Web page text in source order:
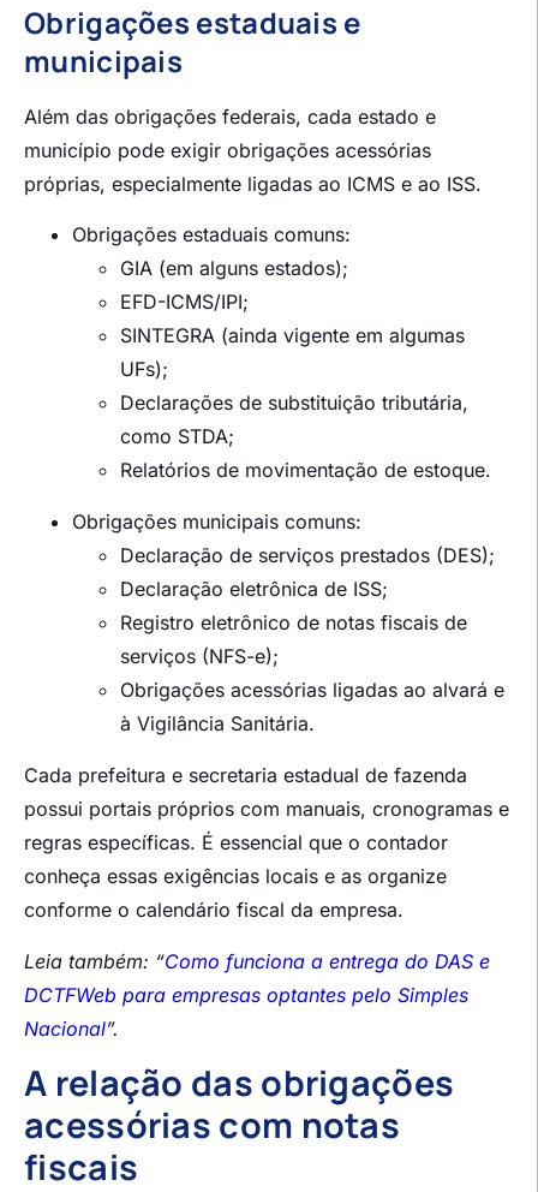
Obrigações estaduais e
municipais
Além das obrigações federais, cada estado e
município pode exigir obrigações acessórias
próprias, especialmente ligadas ao ICMS e ao ISS.
Obrigações estaduais comuns:
GIA (em alguns estados);
EFD-ICMS/IPI;
SINTEGRA (ainda vigente em algumas
UFs);
Declarações de substituição tributária,
como STDA;
Relatórios de movimentação de estoque.
Obrigações municipais comuns:
Declaração de serviços prestados (DES);
Declaração eletrônica de ISS;
Registro eletrônico de notas fiscais de
serviços (NFS-e);
Obrigações acessórias ligadas ao alvará e
à Vigilância Sanitária.
Cada prefeitura e secretaria estadual de fazenda
possui portais próprios com manuais, cronogramas e
regras específicas. É essencial que o contador
conheça essas exigências locais e as organize
conforme o calendário fiscal da empresa.
Leia também: “Como funciona a entrega do DAS e
DCTFWeb para empresas optantes pelo Simples
Nacional”.
A relação das obrigações
acessórias com notas
fiscais